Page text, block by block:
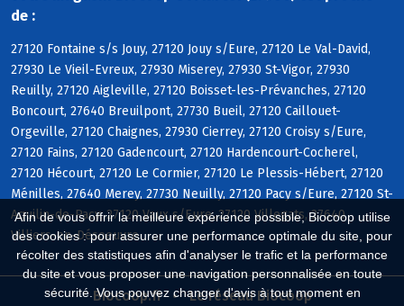
Afin de vous offrir la meilleure expérience possible, Biocoop utilise
des cookies : pour assurer une performance optimale du site, pour
récolter des statistiques afin d'analyser le trafic et la performance
du site et vous proposer une navigation personnalisée en toute
sécurité. Vous pouvez changer d'avis à tout moment en
de :
27120 Fontaine s/s Jouy, 27120 Jouy s/Eure, 27120 Le Val-David,
27930 Le Vieil-Evreux, 27930 Miserey, 27930 St-Vigor, 27930
Reuilly, 27120 Aigleville, 27120 Boisset-les-Prévanches, 27120
Boncourt, 27640 Breuilpont, 27730 Bueil, 27120 Caillouet-
Orgeville, 27120 Chaignes, 27930 Cierrey, 27120 Croisy s/Eure,
27120 Fains, 27120 Gadencourt, 27120 Hardencourt-Cocherel,
27120 Hécourt, 27120 Le Cormier, 27120 Le Plessis-Hébert, 27120
Ménilles, 27640 Merey, 27730 Neuilly, 27120 Pacy s/Eure, 27120 St-
Aquilin-de-Pacy, 27120 Vaux s/Eure, 27120 Villegats, 27640
Villiers-en-Désoeuvre
Biocoop.fr Le réseau Biocoop